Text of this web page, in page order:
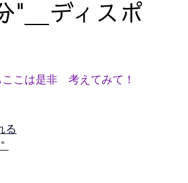
客様の声 大阪 見学
ソニックディスポーザー
"＿ディスポ
こは是非　考えてみて！
る